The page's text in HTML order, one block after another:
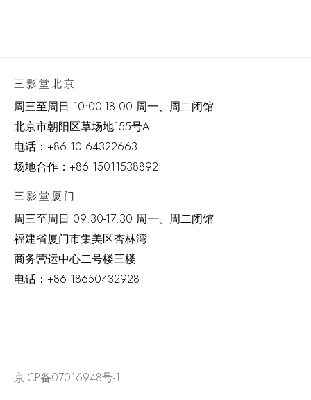
三影堂北京
周三至周日 10:00-18:00 周一、周二闭馆
北京市朝阳区草场地155号A
电话： +86 10 64322663
场地合作：+86 15011538892
三影堂厦门
周三至周日 09:30-17:30 周一、周二闭馆
福建省厦门市集美区杏林湾
商务营运中心二号楼三楼
电话： +86 18650432928
京ICP备07016948号-1